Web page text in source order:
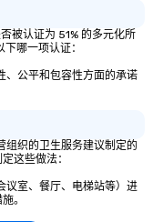
被认证为 51% 的多元化所
哪一项认证：
公平和包容性方面的承诺
织的卫生服务建议制定的
这些做法：
室、餐厅、电梯站等）进
。